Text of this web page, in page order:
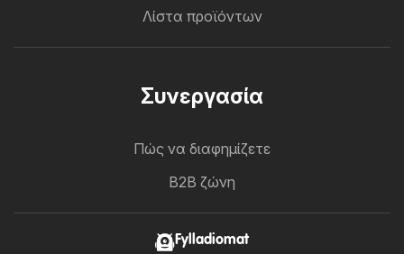
Λίστα προϊόντων
Συνεργασία
Πώς να διαφημίζετε
B2B ζώνη
Fylladiomat